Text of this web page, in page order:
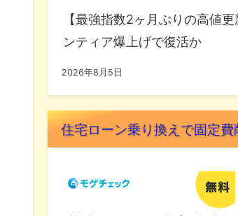
【最強指数2ヶ月ぶりの高値更
ンティア爆上げで復活か
2026年8月5日
住宅ローン乗り換えで固定費